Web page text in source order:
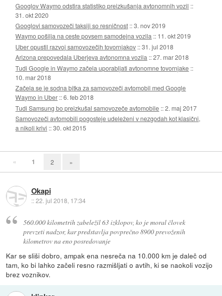
Googlov Waymo odstira statistiko preizkušanja avtonomnih vozil ::
31. okt 2020
Googlovi samovozeči taksiji so resničnost ::3. nov 2019
Waymo pošilja na ceste povsem samodejna vozila :: 11. okt 2019
Uber opustil razvoj samovozečih tovornjakov ::31. jul 2018
Arizona prepovedala Uberjeva avtonomna vozila ::27. mar 2018
Tudi Google in Waymo začela uporabljati avtonomne tovornjake ::
10. mar 2018
Začela se je sodna bitka za samovozeči avtomobil med Google
Waymo in Uber ::6. feb 2018
Tudi Samsung bo preizkušal samovozeče avtomobile ::2. maj 2017
Samovozeči avtomobili pogosteje udeleženi v nezgodah kot klasični,
a nikoli krivi ::30. okt 2015
« 1 2 »
Okapi
::22. jul 2018, 17:34
560.000 kilometrih zabeležil 63 izklopov, ko je moral človek
prevzeti nadzor, kar predstavlja povprečno 8900 prevoženih
kilometrov na eno posredovanje
Kar se sliši dobro, ampak ena nesreča na 10.000 km je daleč od
tam, ko bi lahko začeli resno razmišljati o avtih, ki se naokoli vozijo
brez voznikov.